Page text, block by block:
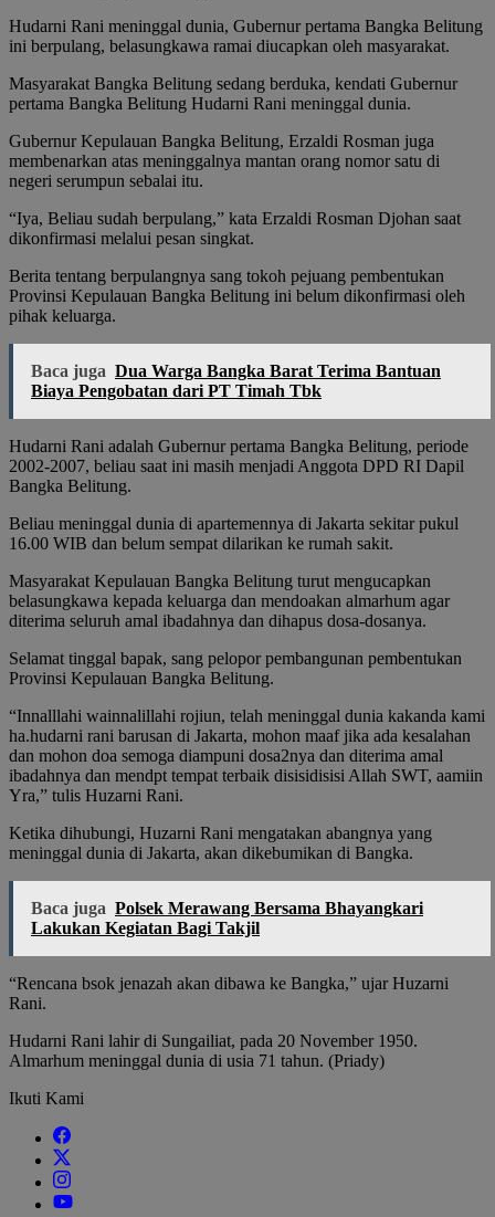
Hudarni Rani meninggal dunia, Gubernur pertama Bangka Belitung
ini berpulang, belasungkawa ramai diucapkan oleh masyarakat.
Masyarakat Bangka Belitung sedang berduka, kendati Gubernur
pertama Bangka Belitung Hudarni Rani meninggal dunia.
Gubernur Kepulauan Bangka Belitung, Erzaldi Rosman juga
membenarkan atas meninggalnya mantan orang nomor satu di
negeri serumpun sebalai itu.
“Iya, Beliau sudah berpulang,” kata Erzaldi Rosman Djohan saat
dikonfirmasi melalui pesan singkat.
Berita tentang berpulangnya sang tokoh pejuang pembentukan
Provinsi Kepulauan Bangka Belitung ini belum dikonfirmasi oleh
pihak keluarga.
Baca juga Dua Warga Bangka Barat Terima Bantuan
Biaya Pengobatan dari PT Timah Tbk
Hudarni Rani adalah Gubernur pertama Bangka Belitung, periode
2002-2007, beliau saat ini masih menjadi Anggota DPD RI Dapil
Bangka Belitung.
Beliau meninggal dunia di apartemennya di Jakarta sekitar pukul
16.00 WIB dan belum sempat dilarikan ke rumah sakit.
Masyarakat Kepulauan Bangka Belitung turut mengucapkan
belasungkawa kepada keluarga dan mendoakan almarhum agar
diterima seluruh amal ibadahnya dan dihapus dosa-dosanya.
Selamat tinggal bapak, sang pelopor pembangunan pembentukan
Provinsi Kepulauan Bangka Belitung.
“Innalllahi wainnalillahi rojiun, telah meninggal dunia kakanda kami
ha.hudarni rani barusan di Jakarta, mohon maaf jika ada kesalahan
dan mohon doa semoga diampuni dosa2nya dan diterima amal
ibadahnya dan mendpt tempat terbaik disisidisisi Allah SWT, aamiin
Yra,” tulis Huzarni Rani.
Ketika dihubungi, Huzarni Rani mengatakan abangnya yang
meninggal dunia di Jakarta, akan dikebumikan di Bangka.
Baca juga Polsek Merawang Bersama Bhayangkari
Lakukan Kegiatan Bagi Takjil
“Rencana bsok jenazah akan dibawa ke Bangka,” ujar Huzarni
Rani.
Hudarni Rani lahir di Sungailiat, pada 20 November 1950.
Almarhum meninggal dunia di usia 71 tahun. (Priady)
Ikuti Kami